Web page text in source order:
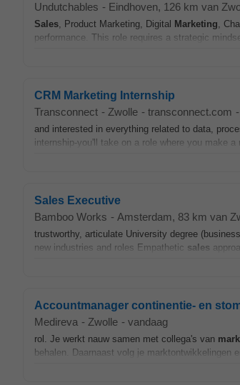
Undutchables - Eindhoven, 126 km van
Sales, Product Marketing, Digital Marketing,
performance. This role requires a strategic
CRM Marketing Internship
Transconnect - Zwolle - transconnect.com -
and interested in everything related to data,
internship-you'll take on a role where you make a
Sales Executive
Bamboo Works - Amsterdam, 83 km van
trustworthy, articulate University degree
new industries and roles Empathetic sales
Accountmanager continentie- en
Medireva - Zwolle - vandaag
rol. Je werkt nauw samen met collega's van
behalen. Daarnaast volg je marktontwikkelingen